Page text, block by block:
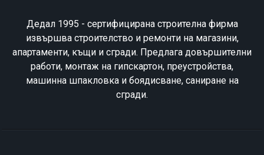
Дедал 1995 - сертифицирана строителна фирма
извършва строителство и ремонти на магазини,
апартаменти, къщи и сгради. Предлага довършителни
работи, монтаж на гипскартон, преустройства,
машинна шпакловка и боядисване, саниране на
сгради.